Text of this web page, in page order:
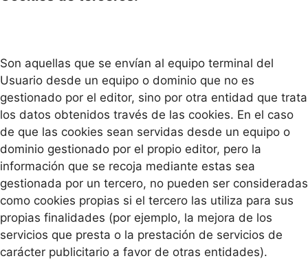
Son aquellas que se envían al equipo terminal del
Usuario desde un equipo o dominio que no es
gestionado por el editor, sino por otra entidad que trata
los datos obtenidos través de las cookies. En el caso
de que las cookies sean servidas desde un equipo o
dominio gestionado por el propio editor, pero la
información que se recoja mediante estas sea
gestionada por un tercero, no pueden ser consideradas
como cookies propias si el tercero las utiliza para sus
propias finalidades (por ejemplo, la mejora de los
servicios que presta o la prestación de servicios de
carácter publicitario a favor de otras entidades).